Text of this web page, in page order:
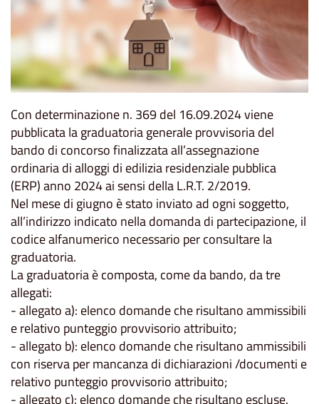
Con determinazione n. 369 del 16.09.2024 viene
pubblicata la graduatoria generale provvisoria del
bando di concorso finalizzata all’assegnazione
ordinaria di alloggi di edilizia residenziale pubblica
(ERP) anno 2024 ai sensi della L.R.T. 2/2019.
Nel mese di giugno è stato inviato ad ogni soggetto,
all’indirizzo indicato nella domanda di partecipazione, il
codice alfanumerico necessario per consultare la
graduatoria.
La graduatoria è composta, come da bando, da tre
allegati:
- allegato a): elenco domande che risultano ammissibili
e relativo punteggio provvisorio attribuito;
- allegato b): elenco domande che risultano ammissibili
con riserva per mancanza di dichiarazioni /documenti e
relativo punteggio provvisorio attribuito;
- allegato c): elenco domande che risultano escluse.